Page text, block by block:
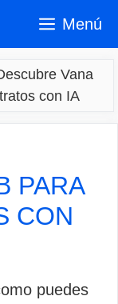
Menú
Vana
con IA
PARA
CON
puedes